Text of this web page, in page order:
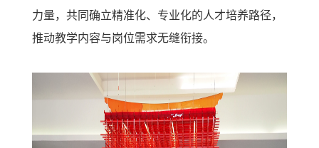
力量，共同确立精准化、专业化的人才培养路径，
推动教学内容与岗位需求无缝衔接。